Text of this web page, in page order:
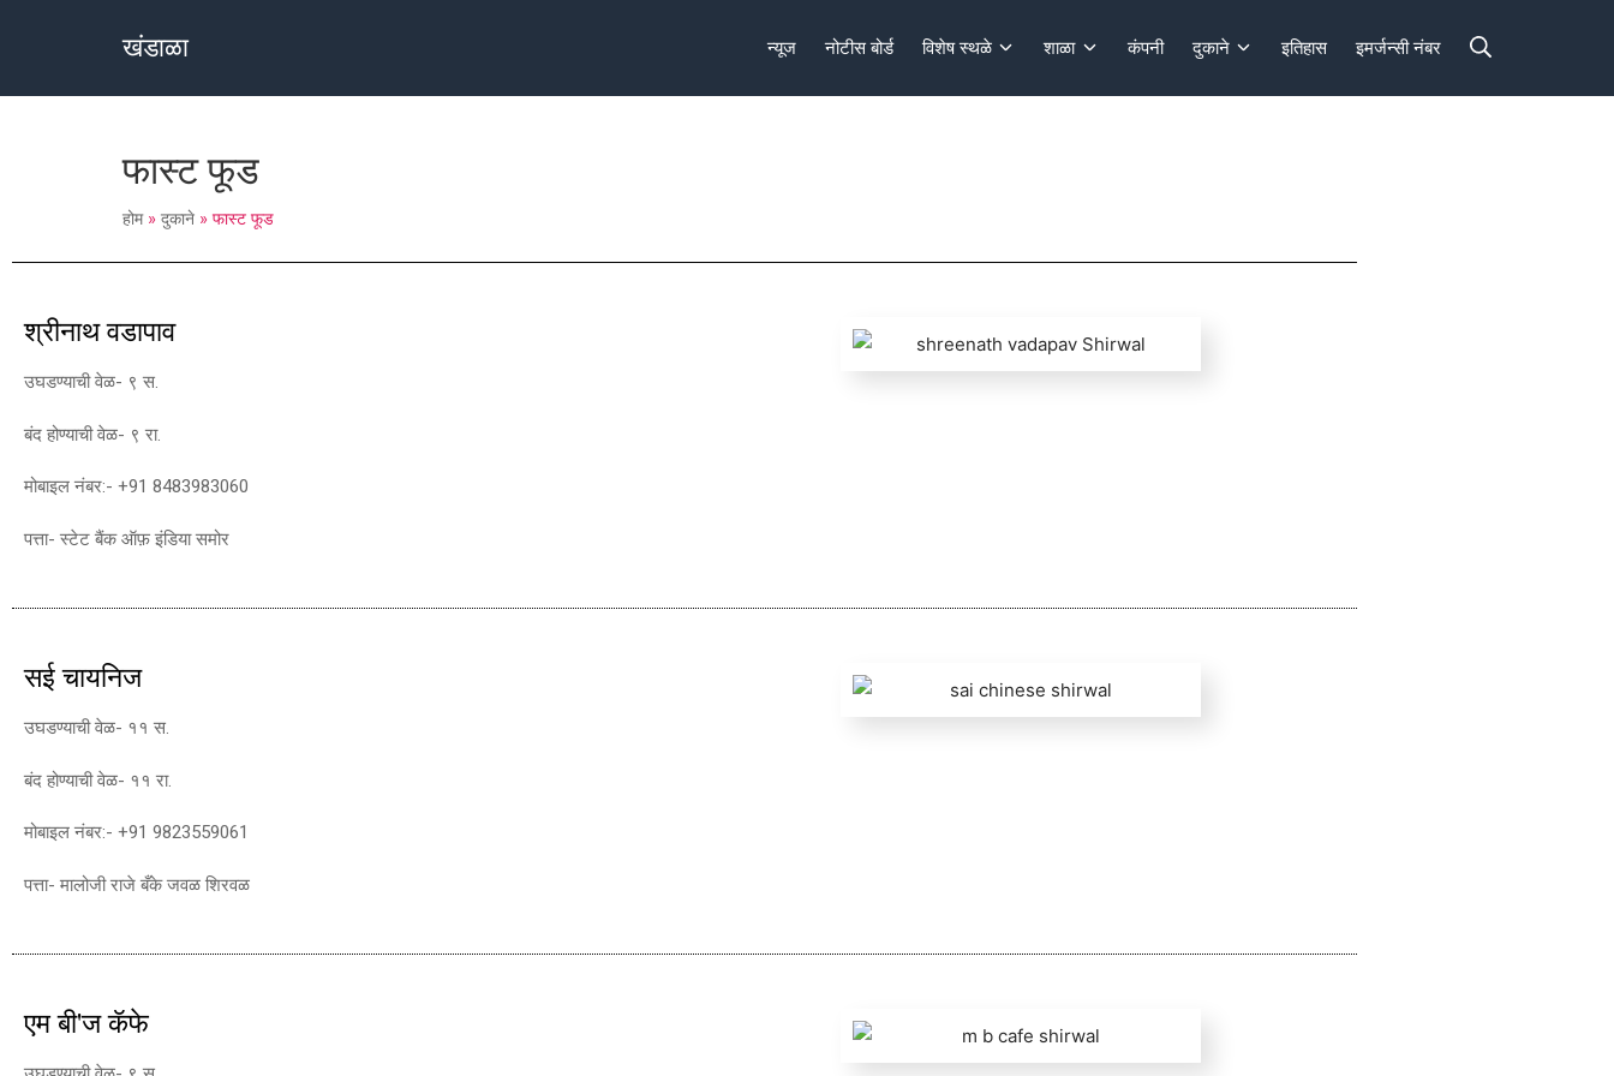
खंडाळा न्यूज नोटीस बोर्ड विशेष स्थळे शाळा कंपनी दुकाने इतिहास इमर्जन्सी नंबर
फास्ट फूड
होम» दुकाने » फास्ट फूड
श्रीनाथ वडापाव
उघडण्याची वेळ- ९ स.
बंद होण्याची वेळ- ९ रा.
मोबाइल नंबर:- +91 8483983060
पत्ता- स्टेट बैंक ऑफ़ इंडिया समोर
सई चायनिज
उघडण्याची वेळ- ११ स.
बंद होण्याची वेळ- ११ रा.
मोबाइल नंबर:- +91 9823559061
पत्ता- मालोजी राजे बँके जवळ शिरवळ
एम बी'ज कॅफे